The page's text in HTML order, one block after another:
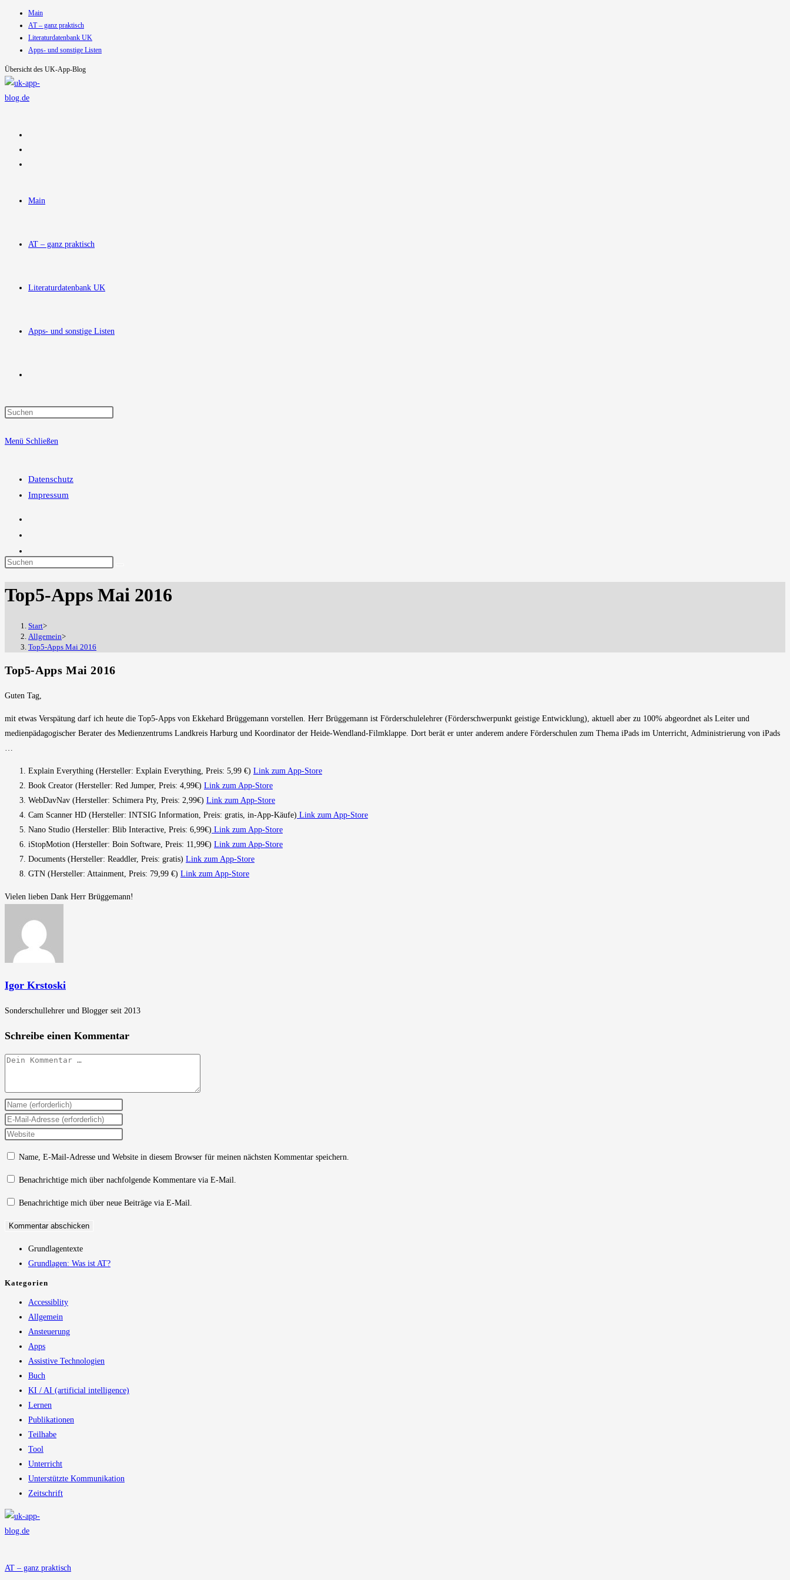
Inhalt
springen
Main
AT – ganz praktisch
Literaturdatenbank UK
Apps- und sonstige Listen
Übersicht des UK-App-Blog
Main
AT – ganz praktisch
Literaturdatenbank UK
Apps- und sonstige Listen
Suche
Menü Schließen
Datenschutz
Impressum
Diese
durchsuchen
Top5-Apps Mai 2016
Start>
Allgemein>
Top5-Apps Mai 2016
Top5-Apps Mai 2016
Guten Tag,
mit etwas Verspätung darf ich heute die Top5-Apps von Ekkehard Brüggemann vorstellen. Herr Brüggemann ist Förderschulelehrer (Förderschwerpunkt geistige Entwicklung), aktuell aber zu 100% abgeordnet als Leiter und
medienpädagogischer Berater des Medienzentrums Landkreis Harburg und Koordinator der Heide-Wendland-Filmklappe. Dort berät er unter anderem andere Förderschulen zum Thema iPads im Unterricht, Administrierung von iPads
…
Explain Everything (Hersteller: Explain Everything, Preis: 5,99 €) Link zum App-Store
Book Creator (Hersteller: Red Jumper, Preis: 4,99€) Link zum App-Store
WebDavNav (Hersteller: Schimera Pty, Preis: 2,99€) Link zum App-Store
Cam Scanner HD (Hersteller: INTSIG Information, Preis: gratis, in-App-Käufe) Link zum App-Store
Nano Studio (Hersteller: Blib Interactive, Preis: 6,99€) Link zum App-Store
iStopMotion (Hersteller: Boin Software, Preis: 11,99€) Link zum App-Store
Documents (Hersteller: Readdler, Preis: gratis) Link zum App-Store
GTN (Hersteller: Attainment, Preis: 79,99 €) Link zum App-Store
Vielen lieben Dank Herr Brüggemann!
Igor Krstoski
Sonderschullehrer und Blogger seit 2013
Schreibe einen Kommentar
Kommentar
Gib
deinen
Namen
Benutzernamen
zum
ein
Gib
deine
Adresse
Kommentieren
ein
Gib
URL
(optional)
Name, E-Mail-Adresse und Website in diesem Browser für meinen nächsten Kommentar speichern.
Benachrichtige mich über nachfolgende Kommentare via E-Mail.
Benachrichtige mich über neue Beiträge via E-Mail.
Grundlagentexte
Grundlagen: Was ist AT?
Kategorien
Accessiblity
Allgemein
Ansteuerung
Apps
Assistive Technologien
Buch
KI / AI (artificial intelligence)
Lernen
Publikationen
Teilhabe
Tool
Unterricht
Unterstützte Kommunikation
Zeitschrift
AT – ganz praktisch